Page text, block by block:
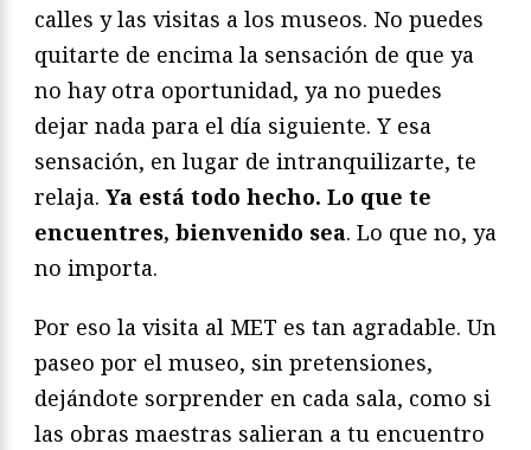
calles y las visitas a los museos. No puedes
quitarte de encima la sensación de que ya
no hay otra oportunidad, ya no puedes
dejar nada para el día siguiente. Y esa
sensación, en lugar de intranquilizarte, te
relaja. Ya está todo hecho. Lo que te
encuentres, bienvenido sea. Lo que no, ya
no importa.
Por eso la visita al MET es tan agradable. Un
paseo por el museo, sin pretensiones,
dejándote sorprender en cada sala, como si
las obras maestras salieran a tu encuentro